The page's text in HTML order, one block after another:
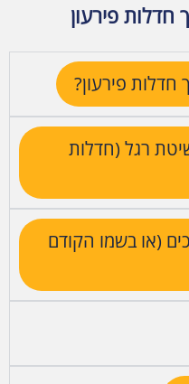
חדלות פירעון
חדלות פירעון?
רגל (חדלות
(או בשמו הקודם